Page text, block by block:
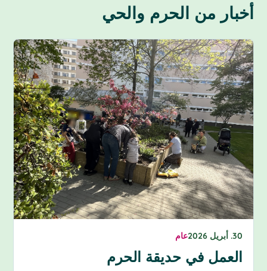
أخبار من الحرم والحي
30. أبريل 2026 عام
العمل في حديقة الحرم